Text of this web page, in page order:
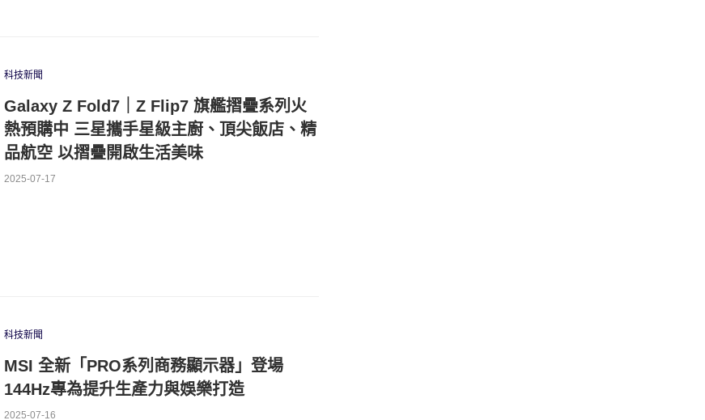
科技新聞
Galaxy Z Fold7｜Z Flip7 旗艦摺疊系列火
熱預購中 三星攜手星級主廚、頂尖飯店、精
品航空 以摺疊開啟生活美味
2025-07-17
科技新聞
MSI 全新「PRO系列商務顯示器」登場
144Hz專為提升生產力與娛樂打造
2025-07-16